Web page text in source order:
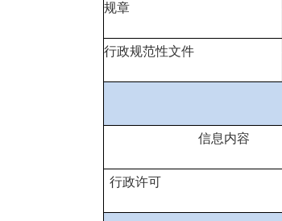
规章
行政规范性文件
信息内容
行政许可